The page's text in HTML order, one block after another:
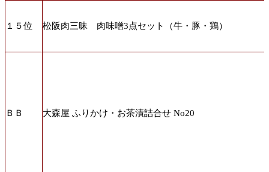
１５位 松阪肉三昧 肉味噌3点セット（牛・豚・鶏）
ＢＢ 大森屋 ふりかけ・お茶漬詰合せ No20